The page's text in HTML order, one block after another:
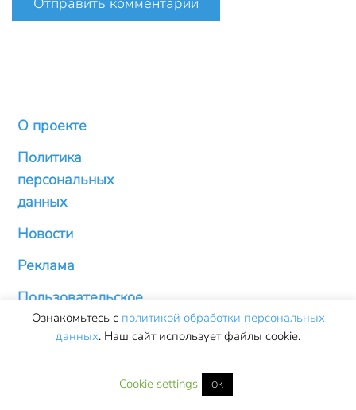
О проекте
Политика
персональных
данных
Новости
Реклама
Пользовательское
соглашение
сайта разрешено только
при размещении обратной
Ознакомьтесь с политикой обработки персональных
данных. Наш сайт использует файлы cookie.
Cookie settings ОК